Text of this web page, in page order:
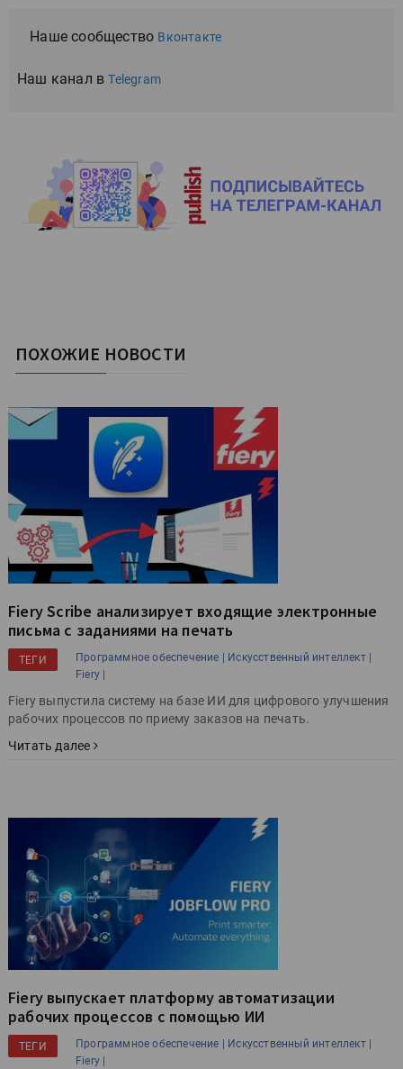
Наше сообщество Вконтакте
Наш канал вTelegram
ПОХОЖИЕ НОВОСТИ
Fiery Scribe анализирует входящие электронные
письма с заданиями на печать
ТЕГИ Программное обеспечение |
Искусственный интеллект |
Fiery |
Fiery выпустила систему на базе ИИ для цифрового улучшения
рабочих процессов по приему заказов на печать.
Читать далее
Fiery выпускает платформу автоматизации
рабочих процессов с помощью ИИ
ТЕГИ Программное обеспечение |
Искусственный интеллект |
Fiery |